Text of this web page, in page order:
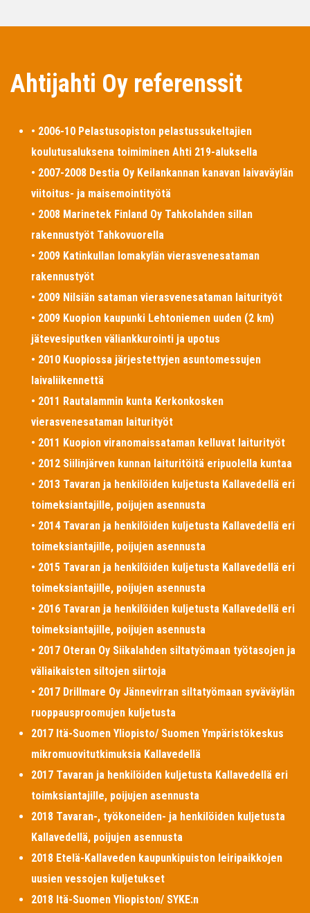
Ahtijahti Oy referenssit
• 2006-10 Pelastusopiston pelastussukeltajien
koulutusaluksena toimiminen Ahti 219-aluksella
• 2007-2008 Destia Oy Keilankannan kanavan laivaväylän
viitoitus- ja maisemointityötä
• 2008 Marinetek Finland Oy Tahkolahden sillan
rakennustyöt Tahkovuorella
• 2009 Katinkullan lomakylän vierasvenesataman
rakennustyöt
• 2009 Nilsiän sataman vierasvenesataman laiturityöt
• 2009 Kuopion kaupunki Lehtoniemen uuden (2 km)
jätevesiputken väliankkurointi ja upotus
• 2010 Kuopiossa järjestettyjen asuntomessujen
laivaliikennettä
• 2011 Rautalammin kunta Kerkonkosken
vierasvenesataman laiturityöt
• 2011 Kuopion viranomaissataman kelluvat laiturityöt
• 2012 Siilinjärven kunnan laituritöitä eripuolella kuntaa
• 2013 Tavaran ja henkilöiden kuljetusta Kallavedellä eri
toimeksiantajille, poijujen asennusta
• 2014 Tavaran ja henkilöiden kuljetusta Kallavedellä eri
toimeksiantajille, poijujen asennusta
• 2015 Tavaran ja henkilöiden kuljetusta Kallavedellä eri
toimeksiantajille, poijujen asennusta
• 2016 Tavaran ja henkilöiden kuljetusta Kallavedellä eri
toimeksiantajille, poijujen asennusta
• 2017 Oteran Oy Siikalahden siltatyömaan työtasojen ja
väliaikaisten siltojen siirtoja
• 2017 Drillmare Oy Jännevirran siltatyömaan syväväylän
ruoppausproomujen kuljetusta
2017 Itä-Suomen Yliopisto/ Suomen Ympäristökeskus
mikromuovitutkimuksia Kallavedellä
2017 Tavaran ja henkilöiden kuljetusta Kallavedellä eri
toimksiantajille, poijujen asennusta
2018 Tavaran-, työkoneiden- ja henkilöiden kuljetusta
Kallavedellä, poijujen asennusta
2018 Etelä-Kallaveden kaupunkipuiston leiripaikkojen
uusien vessojen kuljetukset
2018 Itä-Suomen Yliopiston/ SYKE:n